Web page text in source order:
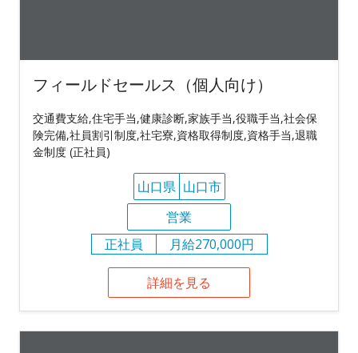
フィールドセールス（個人向け）
交通費支給,住宅手当,健康診断,家族手当,役職手当,社会保
険完備,社員割引制度,社宅寮,資格取得制度,資格手当,退職
金制度 (正社員)
山口県 山口市
営業
正社員
月給270,000円
詳細を見る